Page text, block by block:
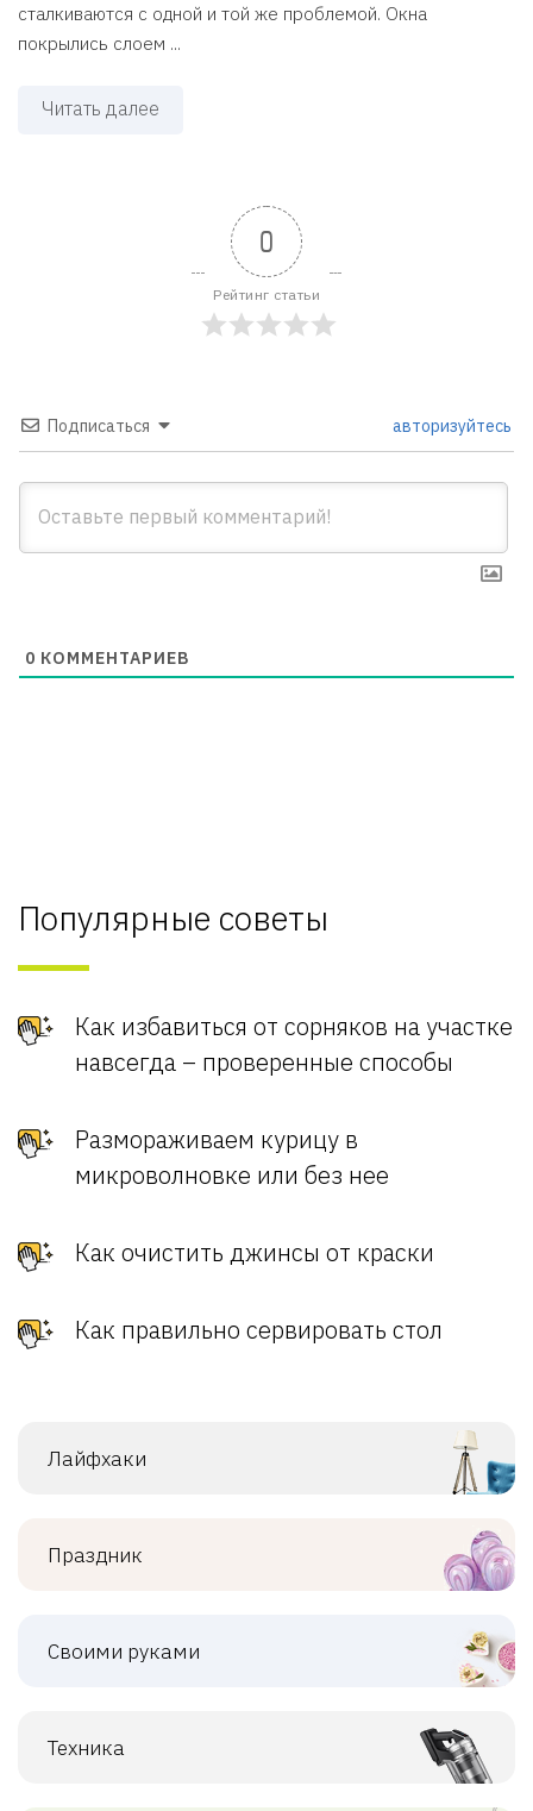
сталкиваются с одной и той же проблемой. Окна
покрылись слоем ...
Читать далее
0
Рейтинг статьи
Подписаться авторизуйтесь
0 КОММЕНТАРИЕВ
Популярные советы
Как избавиться от сорняков на участке
навсегда – проверенные способы
Размораживаем курицу в
микроволновке или без нее
Как очистить джинсы от краски
Как правильно сервировать стол
Лайфхаки
Праздник
Своими руками
Техника